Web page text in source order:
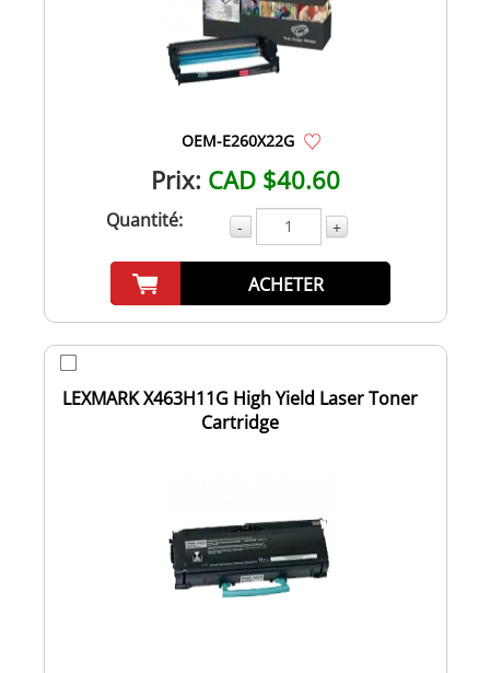
OEM-E260X22G
Prix: CAD $40.60
Quantité: - +
ACHETER
LEXMARK X463H11G High Yield Laser Toner
Cartridge